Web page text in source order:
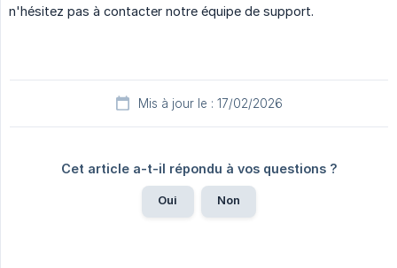
n'hésitez pas à contacter notre équipe de support.
Mis à jour le : 17/02/2026
Cet article a-t-il répondu à vos questions ?
Oui Non